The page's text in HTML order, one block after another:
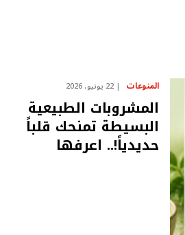
المنوعات 22 يونيو، 2026
المشروبات الطبيعية
البسيطة تمنحك قلباً
حديدياً!.. اعرفها